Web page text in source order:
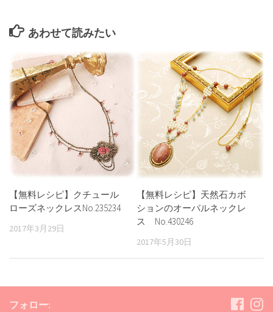
あわせて読みたい
【無料レシピ】クチュール
ローズネックレスNo.235234
2017年3月29日
【無料レシピ】天然石カボ
ションのオーバルネックレ
ス No.430246
2017年5月30日
フォロー: